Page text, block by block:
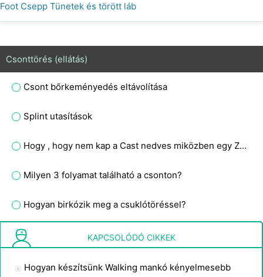
Foot Csepp Tünetek és törött láb
Csonttörés (ellátás)
Csont bőrkeményedés eltávolítása
Splint utasítások
Hogy , hogy nem kap a Cast nedves miközben egy Zuhany
Milyen 3 folyamat található a csonton?
Hogyan birkózik meg a csuklótöréssel?
Szerelési útmutató Crutches
KAPCSOLÓDÓ CIKKEK
Hogyan készítsünk Walking mankó kényelmesebb